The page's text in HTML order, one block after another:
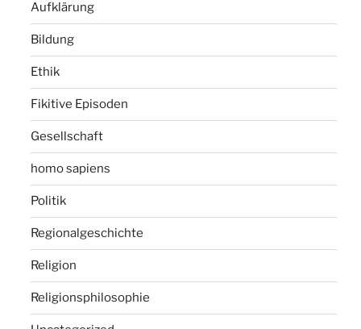
Aufklärung
Bildung
Ethik
Fikitive Episoden
Gesellschaft
homo sapiens
Politik
Regionalgeschichte
Religion
Religionsphilosophie